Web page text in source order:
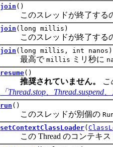
join ()
このスレッドが終了するの
join (long millis)
このスレッドが終了する
join (long millis, int nanos)
最高で millis ミリ秒に
resume()
推奨されていません。 こ
「Thread.stop、
run ()
このスレッドが別個の
setContextClassLoader(
この Thread のコンテキスト